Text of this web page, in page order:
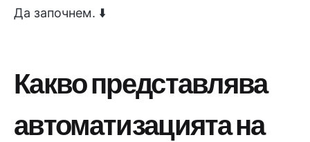
Да започнем. ⬇️
Какво представлява
автоматизацията на